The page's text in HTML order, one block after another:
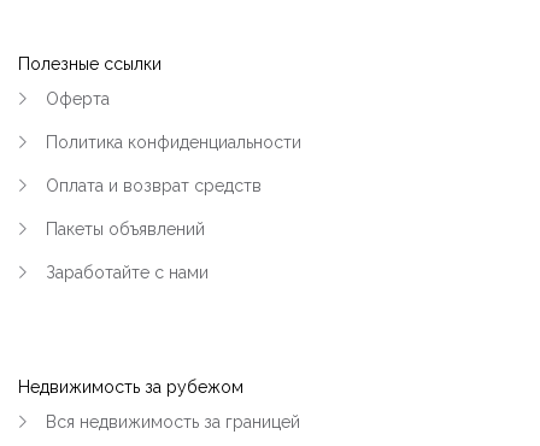
Полезные ссылки
Оферта
Политика конфиденциальности
Оплата и возврат средств
Пакеты объявлений
Заработайте с нами
Недвижимость за рубежом
Вся недвижимость за границей